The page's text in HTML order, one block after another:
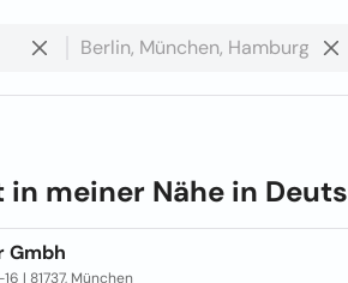
meiner Nähe in
Gmbh
| 81737, München